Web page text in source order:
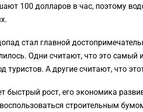
100 долларов в час, поэтому
стал главной
Одни считают, что это самый
туристов. А другие считают, что
быстрый рост, его экономика
строительным